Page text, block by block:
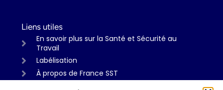
Liens utiles
En savoir plus sur la Santé et Sécurité au
Travail
Labélisation
À propos de France SST